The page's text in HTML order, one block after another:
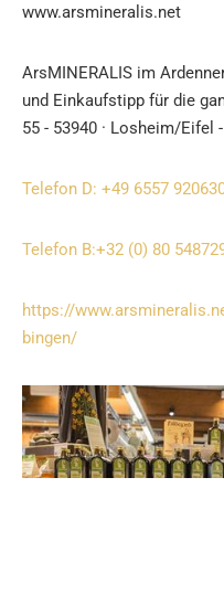
www.arsmineralis.net
ArsMINERALIS im
und Einkaufstipp für die
55 - 53940 · Losheim/Eifel
Telefon D: +49 6557
Telefon B:+32 (0) 80
https://
bingen/